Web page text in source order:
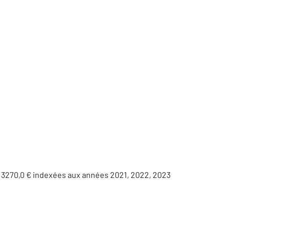
€ indexées aux années 2021, 2022, 2023